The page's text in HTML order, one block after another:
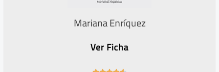
Mariana Enríquez
Ver Ficha